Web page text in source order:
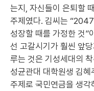
는지, 자신들이 은퇴할
주제였다. 김씨는
성장할 때를 가정한 것”
선 고갈시기가 훨씬 앞
루는 것은 기성세대의
성균관대 대학원생 김혜
주제로 국민연금을 생